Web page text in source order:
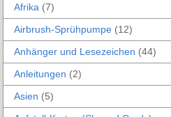
Afrika (7)
Airbrush-Sprühpumpe (12)
Anhänger und Lesezeichen (44)
Anleitungen (2)
Asien (5)